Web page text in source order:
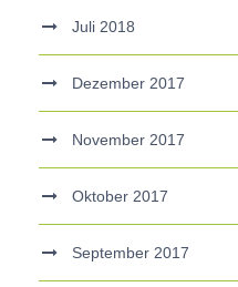
Juli 2018
Dezember 2017
November 2017
Oktober 2017
September 2017